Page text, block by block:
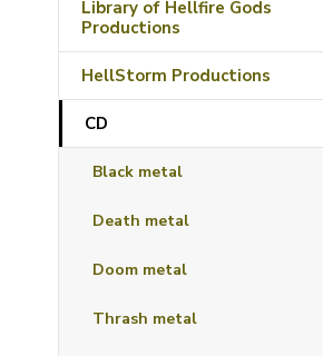
Library of Hellfire Gods
Productions
HellStorm Productions
CD
Black metal
Death metal
Doom metal
Thrash metal